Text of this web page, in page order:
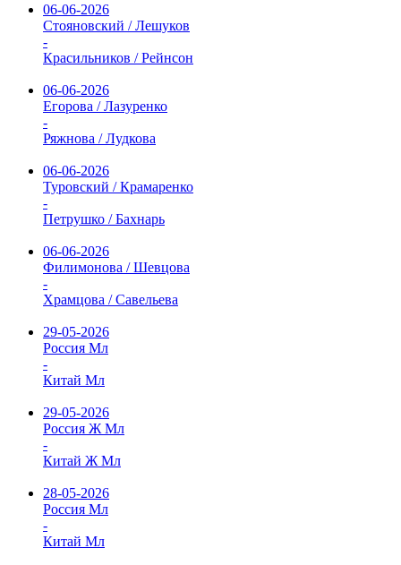
06-06-2026
Стояновский / Лешуков
-
Красильников / Рейнсон
06-06-2026
Егорова / Лазуренко
-
Ряжнова / Лудкова
06-06-2026
Туровский / Крамаренко
-
Петрушко / Бахнарь
06-06-2026
Филимонова / Шевцова
-
Храмцова / Савельева
29-05-2026
Россия Мл
-
Китай Мл
29-05-2026
Россия Ж Мл
-
Китай Ж Мл
28-05-2026
Россия Мл
-
Китай Мл